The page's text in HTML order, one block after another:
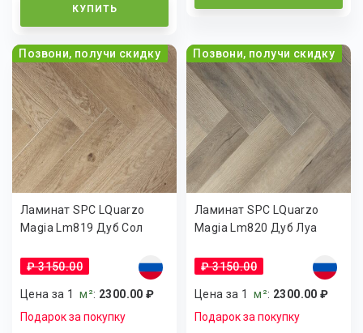
КУПИТЬ
Позвони, получи скидку
Ламинат SPC LQuarzo
Magia Lm819 Дуб Сол
₽ 3150.00
Цена за 1м²: 2300.00 ₽
Подарок за покупку
Позвони, получи скидку
Ламинат SPC LQuarzo
Magia Lm820 Дуб Луа
₽ 3150.00
Цена за 1м²: 2300.00 ₽
Подарок за покупку